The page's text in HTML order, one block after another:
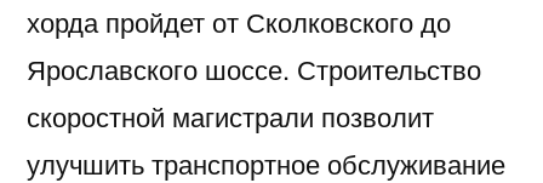
хорда пройдет от Сколковского до
Ярославского шоссе. Строительство
скоростной магистрали позволит
улучшить транспортное обслуживание